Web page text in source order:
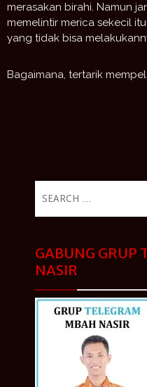
merasakan birahi. Namun
memelintir merica sekecil
yang tidak bisa
Bagaimana, tertarik
for:
GABUNG GRUP
NASIR